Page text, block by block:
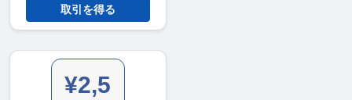
取引を得る
¥2,5